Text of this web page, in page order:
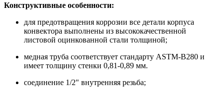
Конструктивные особенности:
для предотвращения коррозии все детали корпуса
конвектора выполнены из высококачественной
листовой оцинкованной стали толщиной;
медная труба соответствует стандарту ASTM-B280 и
имеет толщину стенки 0,81-0,89 мм.
соединение 1/2" внутренняя резьба;